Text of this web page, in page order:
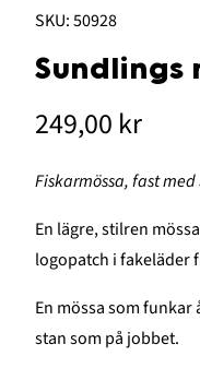
SKU:50928
Sundlings
249,00 kr
Fiskarmössa, fast
En lägre, stilren
logopatch i fakeläder
En mössa som
stan som på jobbet.